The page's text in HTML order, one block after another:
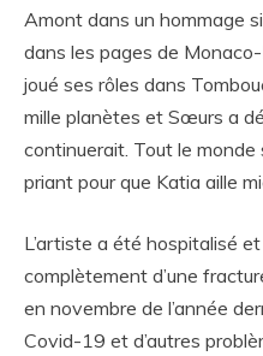
Amont dans un hommage
dans les pages de
joué ses rôles dans
mille planètes et Sœurs a
continuerait. Tout le monde
priant pour que Katia aille
L’artiste a été hospitalisé
complètement d’une
en novembre de l’année
Covid-19 et d’autres